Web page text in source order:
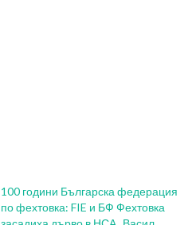
100 години Българска федерация
по фехтовка: FIE и БФ Фехтовка